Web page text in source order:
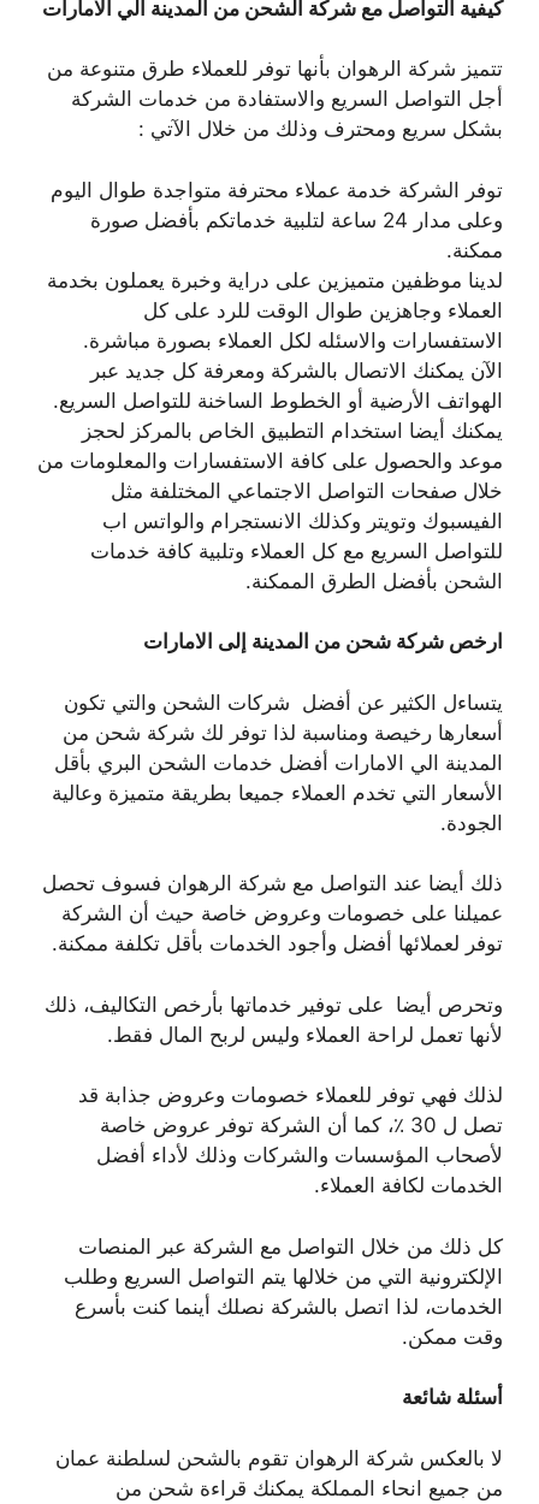
كيفية التواصل مع شركة الشحن من المدينة الي الامارات
تتميز شركة الرهوان بأنها توفر للعملاء طرق متنوعة من
أجل التواصل السريع والاستفادة من خدمات الشركة
بشكل سريع ومحترف وذلك من خلال الآتي :
توفر الشركة خدمة عملاء محترفة متواجدة طوال اليوم
وعلى مدار 24 ساعة لتلبية خدماتكم بأفضل صورة
ممكنة.
لدينا موظفين متميزين على دراية وخبرة يعملون بخدمة
العملاء وجاهزين طوال الوقت للرد على كل
الاستفسارات والاسئله لكل العملاء بصورة مباشرة.
الآن يمكنك الاتصال بالشركة ومعرفة كل جديد عبر
الهواتف الأرضية أو الخطوط الساخنة للتواصل السريع.
يمكنك أيضا استخدام التطبيق الخاص بالمركز لحجز
موعد والحصول على كافة الاستفسارات والمعلومات من
خلال صفحات التواصل الاجتماعي المختلفة مثل
الفيسبوك وتويتر وكذلك الانستجرام والواتس اب
للتواصل السريع مع كل العملاء وتلبية كافة خدمات
الشحن بأفضل الطرق الممكنة.
ارخص شركة شحن من المدينة إلى الامارات
يتساءل الكثير عن أفضل شركات الشحن والتي تكون
أسعارها رخيصة ومناسبة لذا توفر لك شركة شحن من
المدينة الي الامارات أفضل خدمات الشحن البري بأقل
الأسعار التي تخدم العملاء جميعا بطريقة متميزة وعالية
الجودة.
ذلك أيضا عند التواصل مع شركة الرهوان فسوف تحصل
عميلنا على خصومات وعروض خاصة حيث أن الشركة
توفر لعملائها أفضل وأجود الخدمات بأقل تكلفة ممكنة.
وتحرص أيضا على توفير خدماتها بأرخص التكاليف، ذلك
لأنها تعمل لراحة العملاء وليس لربح المال فقط.
لذلك فهي توفر للعملاء خصومات وعروض جذابة قد
تصل ل 30 ٪، كما أن الشركة توفر عروض خاصة
لأصحاب المؤسسات والشركات وذلك لأداء أفضل
الخدمات لكافة العملاء.
كل ذلك من خلال التواصل مع الشركة عبر المنصات
الإلكترونية التي من خلالها يتم التواصل السريع وطلب
الخدمات، لذا اتصل بالشركة نصلك أينما كنت بأسرع
وقت ممكن.
أسئلة شائعة
لا بالعكس شركة الرهوان تقوم بالشحن لسلطنة عمان
من جميع انحاء المملكة يمكنك قراءة شحن من